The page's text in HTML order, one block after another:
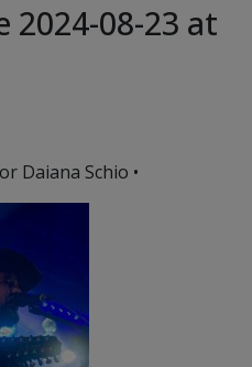
2024-08-23 at
Daiana Schio •